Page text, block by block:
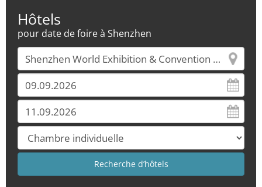
Hôtels
pour date de foire à Shenzhen